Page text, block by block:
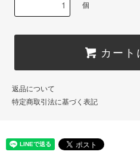
個
カート
返品について
特定商取引法に基づく表記